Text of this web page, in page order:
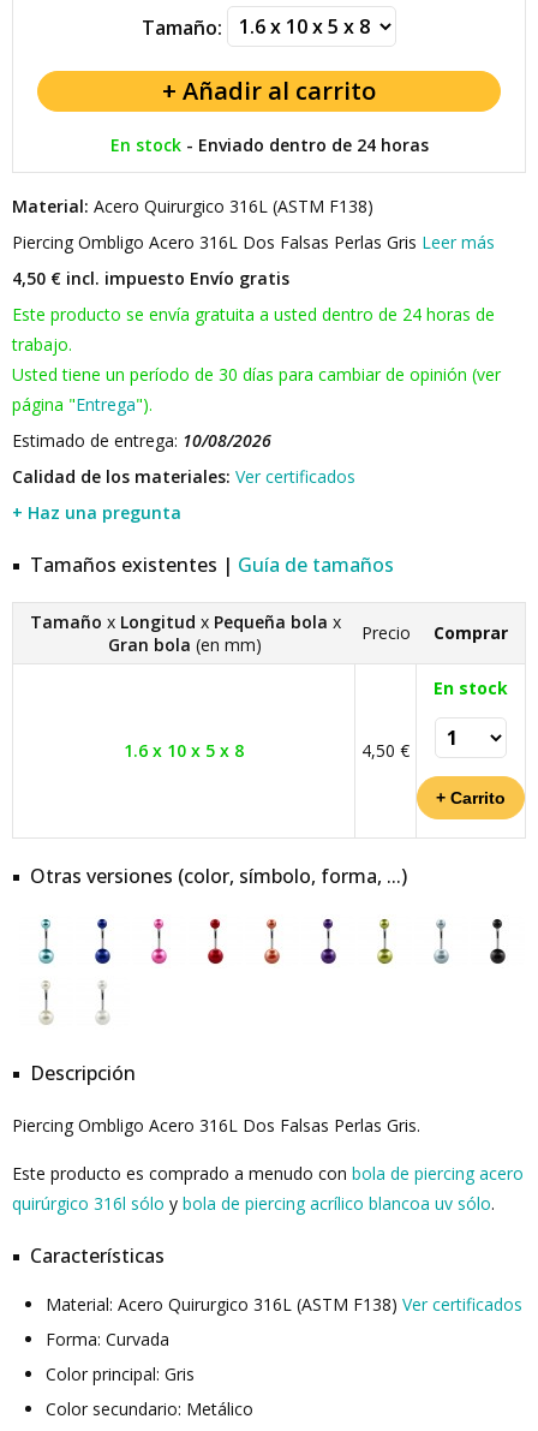
Tamaño:
En stock- Enviado dentro de 24 horas
Material: Acero Quirurgico 316L (ASTM F138)
Piercing Ombligo Acero 316L Dos Falsas Perlas Gris Leer más
4,50 € incl. impuesto Envío gratis
Este producto se envía gratuita a usted dentro de 24 horas de
trabajo.
Usted tiene un período de 30 días para cambiar de opinión (ver
página "Entrega").
Estimado de entrega: 10/08/2026
Calidad de los materiales: Ver certificados
+ Haz una pregunta
Tamaños existentes | Guía de tamaños
Tamaño x Longitud x Pequeña bola x
Gran bola (en mm)
Precio Comprar
1.6 x 10 x 5 x 8 4,50 €
En stock
Otras versiones (color, símbolo, forma, ...)
Descripción
Piercing Ombligo Acero 316L Dos Falsas Perlas Gris.
Este producto es comprado a menudo con bola de piercing acero
quirúrgico 316l sólo y bola de piercing acrílico blancoa uv sólo.
Características
Material: Acero Quirurgico 316L (ASTM F138) Ver certificados
Forma: Curvada
Color principal: Gris
Color secundario: Metálico